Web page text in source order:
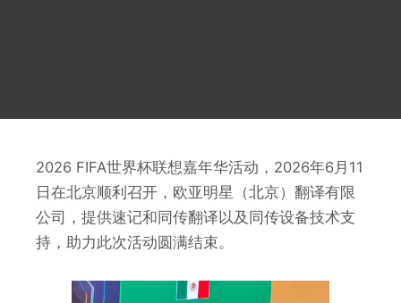
2026 FIFA世界杯联想嘉年华活动，2026年6月11
日在北京顺利召开，欧亚明星（北京）翻译有限
公司，提供速记和同传翻译以及同传设备技术支
持，助力此次活动圆满结束。